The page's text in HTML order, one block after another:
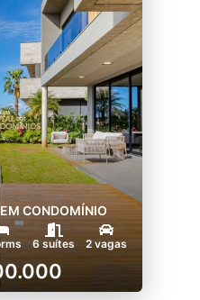
CONDOMÍNIO
6 suítes 2 vagas